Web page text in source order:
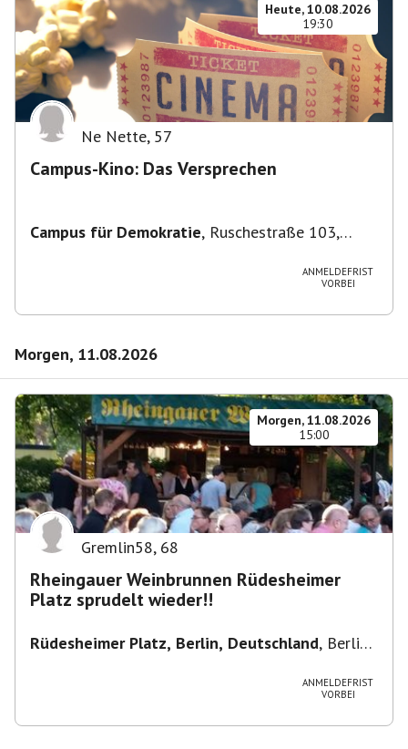
Heute, 10.08.2026
19:30
Ne Nette, 57
Campus-Kino: Das Versprechen
Campus für Demokratie, Ruschestraße 103,
ANMELDEFRIST
VORBEI
Morgen, 11.08.2026
Morgen, 11.08.2026
15:00
Gremlin58, 68
Rheingauer Weinbrunnen Rüdesheimer
Platz sprudelt wieder!!
Rüdesheimer Platz, Berlin, Deutschland, Berlin-
ANMELDEFRIST
VORBEI